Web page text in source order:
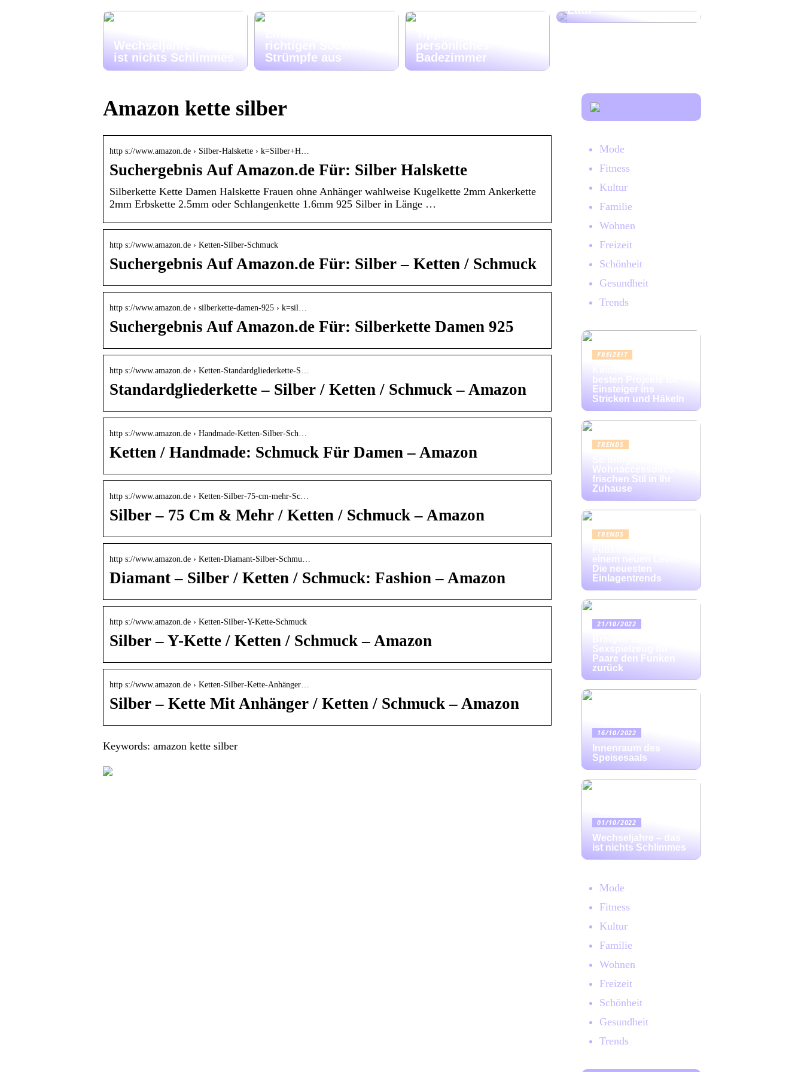
Wechseljahre – das
ist nichts Schlimmes
Wählen Sie beim
richtigen Socken und
Strümpfe aus
persönliches
Badezimmer
Lauf
Amazon kette silber
http s://www.amazon.de › Silber-Halskette › k=Silber+H…
Suchergebnis Auf Amazon.de Für: Silber Halskette
Silberkette Kette Damen Halskette Frauen ohne Anhänger wahlweise Kugelkette 2mm Ankerkette
2mm Erbskette 2.5mm oder Schlangenkette 1.6mm 925 Silber in Länge …
http s://www.amazon.de › Ketten-Silber-Schmuck
Suchergebnis Auf Amazon.de Für: Silber – Ketten / Schmuck
http s://www.amazon.de › silberkette-damen-925 › k=sil…
Suchergebnis Auf Amazon.de Für: Silberkette Damen 925
http s://www.amazon.de › Ketten-Standardgliederkette-S…
Standardgliederkette – Silber / Ketten / Schmuck – Amazon
http s://www.amazon.de › Handmade-Ketten-Silber-Sch…
Ketten / Handmade: Schmuck Für Damen – Amazon
http s://www.amazon.de › Ketten-Silber-75-cm-mehr-Sc…
Silber – 75 Cm & Mehr / Ketten / Schmuck – Amazon
http s://www.amazon.de › Ketten-Diamant-Silber-Schmu…
Diamant – Silber / Ketten / Schmuck: Fashion – Amazon
http s://www.amazon.de › Ketten-Silber-Y-Kette-Schmuck
Silber – Y-Kette / Ketten / Schmuck – Amazon
http s://www.amazon.de › Ketten-Silber-Kette-Anhänger…
Silber – Kette Mit Anhänger / Ketten / Schmuck – Amazon
Keywords: amazon kette silber
Mode
Fitness
Kultur
Familie
Wohnen
Freizeit
Schönheit
Gesundheit
Trends
FREIZEIT
besten Projekte für
Einsteiger ins
Stricken und Häkeln
TRENDS
Wohnaccessoires
frischen Stil in Ihr
Zuhause
TRENDS
einem neuen Level:
Die neuesten
Einlagentrends
21/10/2022
Sexspielzeug für
Paare den Funken
zurück
16/10/2022
Innenraum des
Speisesaals
01/10/2022
Wechseljahre – das
ist nichts Schlimmes
Mode
Fitness
Kultur
Familie
Wohnen
Freizeit
Schönheit
Gesundheit
Trends